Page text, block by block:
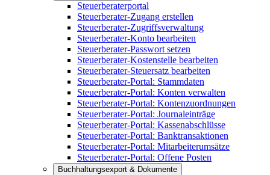
Steuerberaterportal
Steuerberater-Zugang erstellen
Steuerberater-Zugriffsverwaltung
Steuerberater-Konto bearbeiten
Steuerberater-Passwort setzen
Steuerberater-Kostenstelle bearbeiten
Steuerberater-Steuersatz bearbeiten
Steuerberater-Portal: Stammdaten
Steuerberater-Portal: Konten verwalten
Steuerberater-Portal: Kontenzuordnungen
Steuerberater-Portal: Journaleinträge
Steuerberater-Portal: Kassenabschlüsse
Steuerberater-Portal: Banktransaktionen
Steuerberater-Portal: Mitarbeiterumsätze
Steuerberater-Portal: Offene Posten
Buchhaltungsexport & Dokumente